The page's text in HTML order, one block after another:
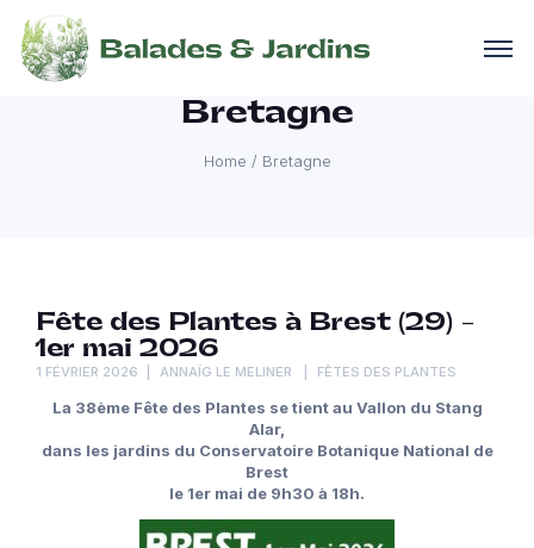
Bretagne
Home / Bretagne
Fête des Plantes à Brest (29) –
1er mai 2026
1 FÉVRIER 2026 ANNAÏG LE MELINER FÊTES DES PLANTES
La 38ème Fête des Plantes se tient au Vallon du Stang
Alar,
dans les jardins du Conservatoire Botanique National de
Brest
le 1er mai de 9h30 à 18h.